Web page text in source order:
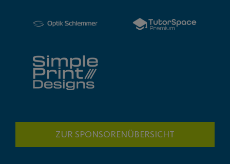
ZUR SPONSORENÜBERSICHT